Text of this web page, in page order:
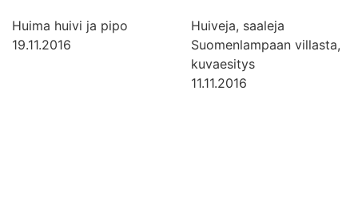
Huima huivi ja pipo
19.11.2016
Huiveja, saaleja
Suomenlampaan villasta,
kuvaesitys
11.11.2016